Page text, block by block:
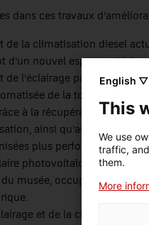
dans ces travaux
de la climatisation diesel
d’un nouvel espace
de l’éclairage par des lampes
de la toiture
à la récupération des
ainsi qu’au
plus performantes.
photovoltaïque : des
musée, occupant une
et de la climatisation
English ▽
This
We use
traffic,
them.
More